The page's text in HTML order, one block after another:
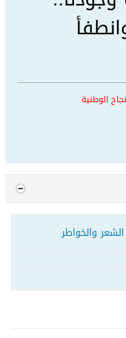
الوطنية
والخواطر